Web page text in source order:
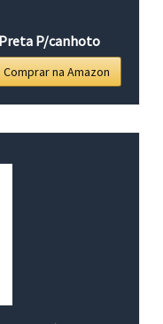
P/canhoto
Comprar na Amazon